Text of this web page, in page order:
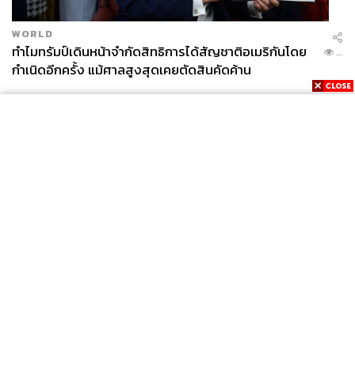
WORLD
ทำไมทรัมป์เดินหน้าจำกัดสิทธิการได้สัญชาติอเมริกันโดย
กำเนิดอีกครั้ง แม้ศาลสูงสุดเคยตัดสินคัดค้าน
...